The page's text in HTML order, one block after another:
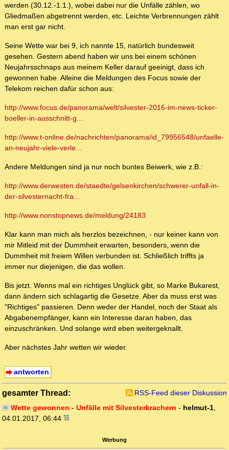
werden (30.12.-1.1.), wobei dabei nur die Unfälle zählen, wo
Gliedmaßen abgetrennt werden, etc. Leichte Verbrennungen zählt
man erst gar nicht.
Seine Wette war bei 9, ich nannte 15, natürlich bundesweit
gesehen. Gestern abend haben wir uns bei einem schönen
Neujahrsschnaps aus meinem Keller darauf geeinigt, dass ich
gewonnen habe. Alleine die Meldungen des Focus sowie der
Telekom reichen dafür schon aus:
http://www.focus.de/panorama/welt/silvester-2016-im-news-ticker-
boeller-in-ausschnitt-g...
http://www.t-online.de/nachrichten/panorama/id_79956548/unfaelle-
an-neujahr-viele-verle...
Andere Meldungen sind ja nur noch buntes Beiwerk, wie z.B.:
http://www.derwesten.de/staedte/gelsenkirchen/schwerer-unfall-in-
der-silvesternacht-fra...
http://www.nonstopnews.de/meldung/24183
Klar kann man mich als herzlos bezeichnen, - nur keiner kann von
mir Mitleid mit der Dummheit erwarten, besonders, wenn die
Dummheit mit freiem Willen verbunden ist. Schließlich triffts ja
immer nur diejenigen, die das wollen.
Bis jetzt. Wenns mal ein richtiges Unglück gibt, so Marke Bukarest,
dann ändern sich schlagartig die Gesetze. Aber da muss erst was
"Richtiges" passieren. Denn weder der Handel, noch der Staat als
Abgabenempfänger, kann ein Interesse daran haben, das
einzuschränken. Und solange wird eben weitergeknallt.
Aber nächstes Jahr wetten wir wieder.
antworten
gesamter Thread:
RSS-Feed dieser Diskussion
Wette gewonnen - Unfälle mit Silvesterkrachern - helmut-1,
04.01.2017, 06:44
Werbung